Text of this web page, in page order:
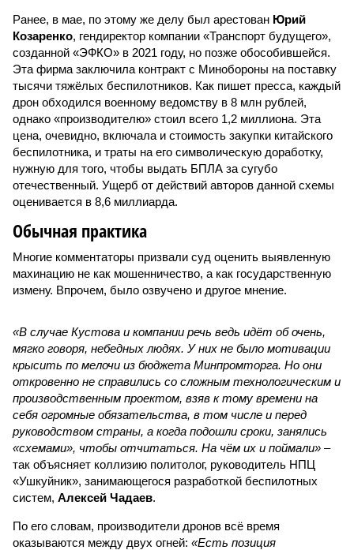
Ранее, в мае, по этому же делу был арестован Юрий
Козаренко, гендиректор компании «Транспорт будущего»,
созданной «ЭФКО» в 2021 году, но позже обособившейся.
Эта фирма заключила контракт с Минобороны на поставку
тысячи тяжёлых беспилотников. Как пишет пресса, каждый
дрон обходился военному ведомству в 8 млн рублей,
однако «производителю» стоил всего 1,2 миллиона. Эта
цена, очевидно, включала и стоимость закупки китайского
беспилотника, и траты на его символическую доработку,
нужную для того, чтобы выдать БПЛА за сугубо
отечественный. Ущерб от действий авторов данной схемы
оценивается в 8,6 миллиарда.
Обычная практика
Многие комментаторы призвали суд оценить выявленную
махинацию не как мошенничество, а как государственную
измену. Впрочем, было озвучено и другое мнение.
«В случае Кустова и компании речь ведь идёт об очень,
мягко говоря, небедных людях. У них не было мотивации
крысить по мелочи из бюджета Минпромторга. Но они
откровенно не справились со сложным технологическим и
производственным проектом, взяв к тому времени на
себя огромные обязательства, в том числе и перед
руководством страны, а когда подошли сроки, занялись
«схемами», чтобы отчитаться. На чём их и поймали» –
так объясняет коллизию политолог, руководитель НПЦ
«Ушкуйник», занимающегося разработкой беспилотных
систем, Алексей Чадаев.
По его словам, производители дронов всё время
оказываются между двух огней: «Есть позиция